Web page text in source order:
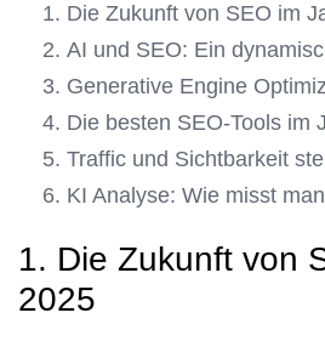
Die Zukunft von SEO im
AI und SEO: Ein
Generative Engine
Die besten SEO-Tools im
Traffic und Sichtbarkeit
KI Analyse: Wie misst
1. Die Zukunft von
2025